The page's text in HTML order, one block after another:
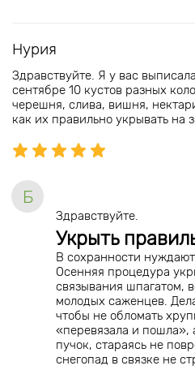
Нурия
Здравствуйте. Я у вас
сентябре 10 кустов разных
черешня, слива, вишня,
как их правильно укрывать на
Б
Здравствуйте.
Укрыть
В сохранности
Осенняя процедура
связывания шпагатом,
молодых саженцев.
чтобы не обломать
«перевязала и пошла»,
пучок, стараясь не
снегопад в связке не